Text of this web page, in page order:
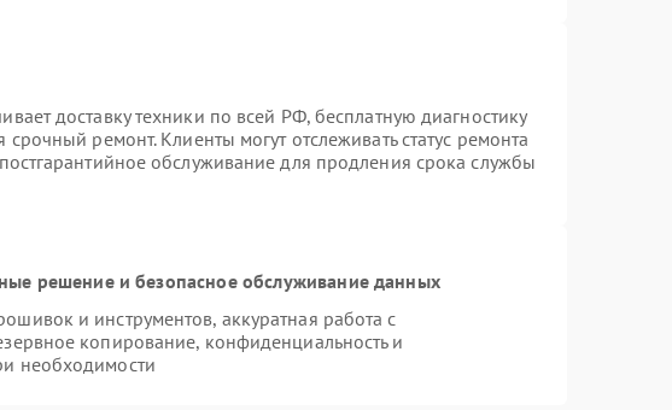
доставку техники по всей РФ, бесплатную диагностику
ремонт. Клиенты могут отслеживать статус ремонта
обслуживание для продления срока службы
решение и безопасное обслуживание данных
и инструментов, аккуратная работа с
копирование, конфиденциальность и
необходимости